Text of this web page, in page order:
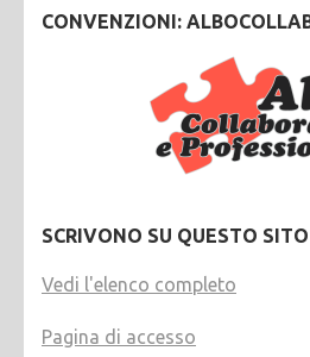
CONVENZIONI:
SCRIVONO SU QUESTO SITO
Vedi l'elenco completo
Pagina di accesso